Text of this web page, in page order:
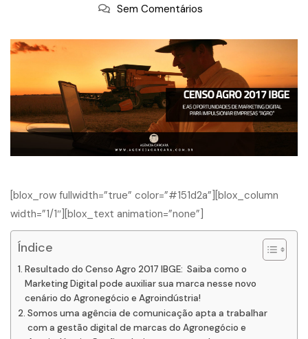
Sem Comentários
[blox_row fullwidth=”true” color=”#151d2a”][blox_column
width=”1/1″][blox_text animation=”none”]
Índice
Resultado do Censo Agro 2017 IBGE: Saiba como o
Marketing Digital pode auxiliar sua marca nesse novo
cenário do Agronegócio e Agroindústria!
Somos uma agência de comunicação apta a trabalhar
com a gestão digital de marcas do Agronegócio e